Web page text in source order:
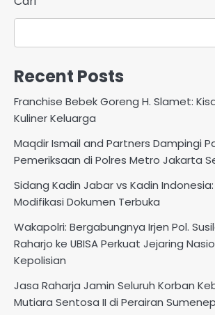
Recent Posts
Franchise Bebek Goreng H. Slamet:
Kuliner Keluarga
Maqdir Ismail and Partners Dampingi
Pemeriksaan di Polres Metro Jakarta
Sidang Kadin Jabar vs Kadin
Modifikasi Dokumen Terbuka
Wakapolri: Bergabungnya Irjen Pol.
Raharjo ke UBISA Perkuat Jejaring
Kepolisian
Jasa Raharja Jamin Seluruh Korban
Mutiara Sentosa II di Perairan Sumenep